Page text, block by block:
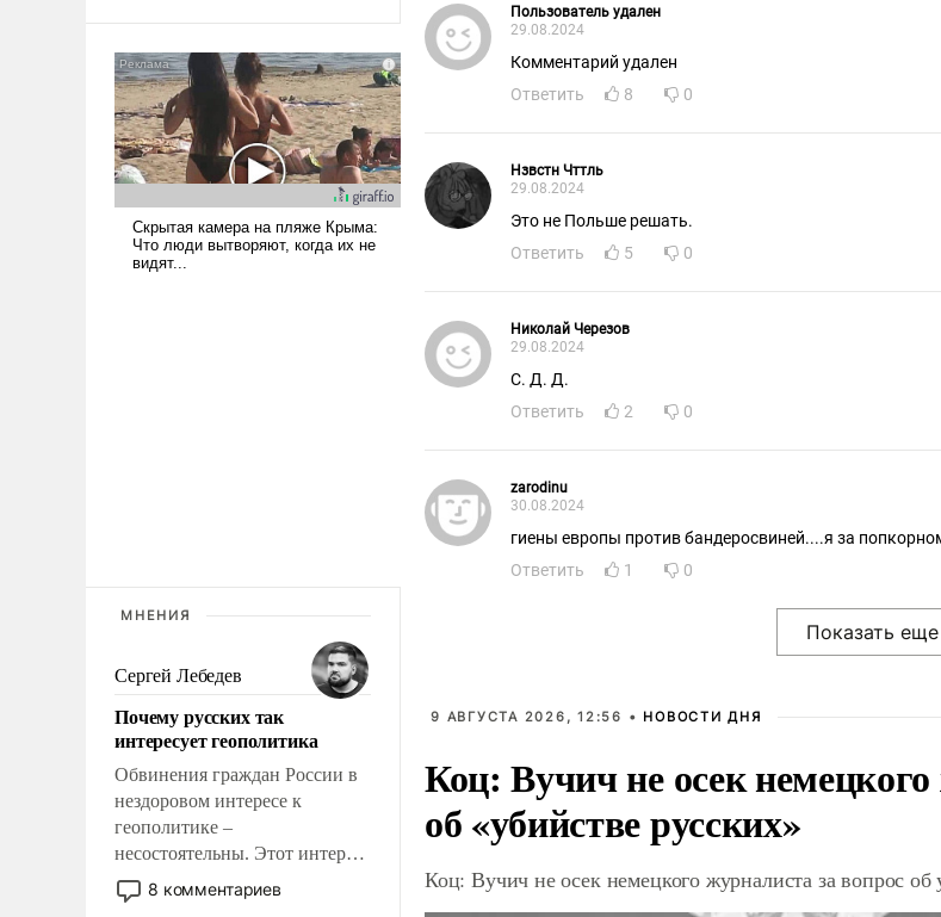
МНЕНИЯ
Сергей Лебедев
Почему русских так
интересует геополитика
Обвинения граждан России в
нездоровом интересе к
геополитике –
несостоятельны. Этот интерес
рационален и прагматичен. Он
обусловлен тысячелетним
8 комментариев
Пользователь удален
29.08.2024
Комментарий удален
Ответить
8 0
Нзвстн Чттль
29.08.2024
Это не Польше решать.
Ответить
5 0
Николай Черезов
29.08.2024
С. Д. Д.
Ответить
2 0
zarodinu
30.08.2024
гиены европы против бандеросвиней....я за
Ответить
1 0
9 АВГУСТА 2026, 12:56 • НОВОСТИ ДНЯ
Коц: Вучич не осек
об «убийстве русских»
Коц: Вучич не осек немецкого журналиста за вопрос об